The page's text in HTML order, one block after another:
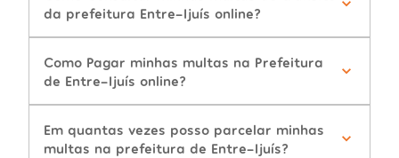
da prefeitura Entre-Ijuís online?
Como Pagar minhas multas na Prefeitura
de Entre-Ijuís online?
Em quantas vezes posso parcelar minhas
multas na prefeitura de Entre-Ijuís?